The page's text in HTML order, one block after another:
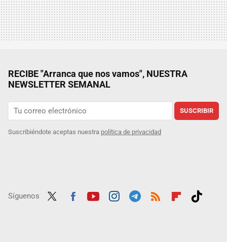
RECIBE "Arranca que nos vamos", NUESTRA
NEWSLETTER SEMANAL
SUSCRIBIR
Suscribiéndote aceptas nuestra política de privacidad
Síguenos